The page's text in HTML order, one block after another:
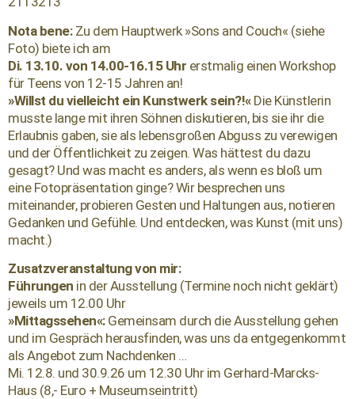
Nota bene: Zu dem Hauptwerk »Sons and Couch« (siehe
Foto) biete ich am
Di. 13.10. von 14.00-16.15 Uhr erstmalig einen Workshop
für Teens von 12-15 Jahren an!
»Willst du vielleicht ein Kunstwerk sein?!« Die Künstlerin
musste lange mit ihren Söhnen diskutieren, bis sie ihr die
Erlaubnis gaben, sie als lebensgroßen Abguss zu verewigen
und der Öffentlichkeit zu zeigen. Was hättest du dazu
gesagt? Und was macht es anders, als wenn es bloß um
eine Fotopräsentation ginge? Wir besprechen uns
miteinander, probieren Gesten und Haltungen aus, notieren
Gedanken und Gefühle. Und entdecken, was Kunst (mit uns)
macht.)
Zusatzveranstaltung von mir:
Führungen in der Ausstellung (Termine noch nicht geklärt)
jeweils um 12.00 Uhr
»Mittagssehen«: Gemeinsam durch die Ausstellung gehen
und im Gespräch herausfinden, was uns da entgegenkommt
als Angebot zum Nachdenken …
Mi. 12.8. und 30.9.26 um 12.30 Uhr im Gerhard-Marcks-
Haus (8,- Euro + Museumseintritt)